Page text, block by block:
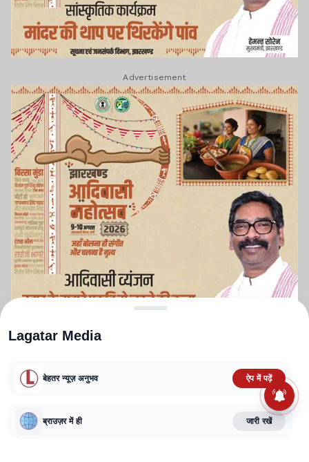
Advertisement
TERMS AND CONDITIONS
CORRECTIONS POLICY
FACT CHECKING POLICY
Lagatar Media Pvt. Ltd.
Lagatar Media
बेहतर न्यूज़ अनुभव ऐप में पढ़ें
ब्राउज़र में ही जारी रखें